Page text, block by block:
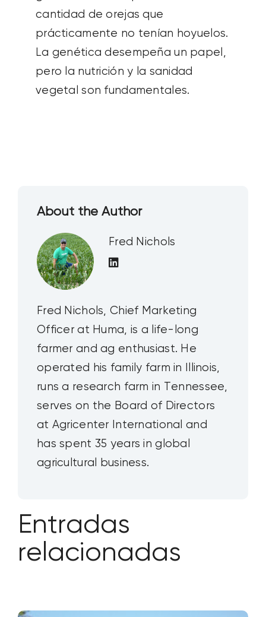
cantidad de orejas que
prácticamente no tenían hoyuelos.
La genética desempeña un papel,
pero la nutrición y la sanidad
vegetal son fundamentales.
About the Author
Fred Nichols
Fred Nichols, Chief Marketing
Officer at Huma, is a life-long
farmer and ag enthusiast. He
operated his family farm in Illinois,
runs a research farm in Tennessee,
serves on the Board of Directors
at Agricenter International and
has spent 35 years in global
agricultural business.
Entradas
relacionadas